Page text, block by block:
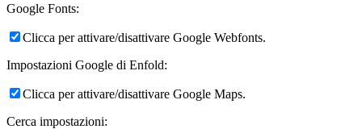
Google Fonts:
Clicca per attivare/disattivare Google Webfonts.
Impostazioni Google di Enfold:
Clicca per attivare/disattivare Google Maps.
Cerca impostazioni: